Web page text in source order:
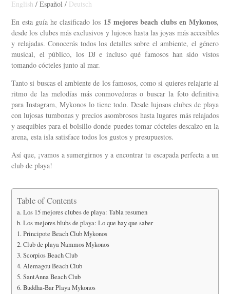
English / Español / Deutsch
En esta guía he clasificado los 15 mejores beach clubs en Mykonos,
desde los clubes más exclusivos y lujosos hasta las joyas más accesibles
y relajadas. Conocerás todos los detalles sobre el ambiente, el género
musical, el público, los DJ e incluso qué famosos han sido vistos
tomando cócteles junto al mar.
Tanto si buscas el ambiente de los famosos, como si quieres relajarte al
ritmo de las melodías más conmovedoras o buscar la foto definitiva
para Instagram, Mykonos lo tiene todo. Desde lujosos clubes de playa
con lujosas tumbonas y precios asombrosos hasta lugares más relajados
y asequibles para el bolsillo donde puedes tomar cócteles descalzo en la
arena, esta isla satisface todos los gustos y presupuestos.
Así que, ¡vamos a sumergirnos y a encontrar tu escapada perfecta a un
club de playa!
Table of Contents
a. Los 15 mejores clubes de playa: Tabla resumen
b. Los mejores blubs de playa: Lo que hay que saber
1. Principote Beach Club Mykonos
2. Club de playa Nammos Mykonos
3. Scorpios Beach Club
4. Alemagou Beach Club
5. SantAnna Beach Club
6. Buddha-Bar Playa Mykonos